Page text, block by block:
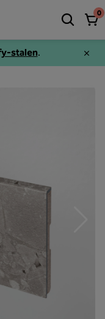
stalen.
0